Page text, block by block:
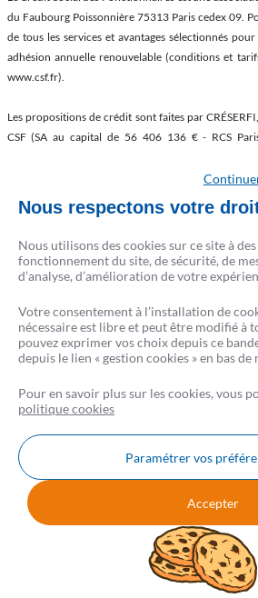
du Faubourg Poissonnière 75313 Paris cedex 09.
de tous les services et avantages sélectionnés
adhésion annuelle renouvelable (conditions et
www.csf.fr).
Les propositions de crédit sont faites par
CSF (SA au capital de 56 406 136 € - RCS
rue du Faubourg Poissonnière 75009 Paris) et ses
établissements de crédit. Il apporte son concours à
La liste complète des partenaires est disponible sur
exigé d’un particulier avant l’obtention d’un
L’emprunteur d’un crédit immobilier dispose d’un
vente est subordonnée à l’obtention du prêt. S’il
Nous contacter FAQ
Mentions légales Données
Cookies Gestion
Nous respectons votre
Nous utilisons des cookies sur ce site à
fonctionnement du site, de sécurité, de
d’analyse, d’amélioration de votre
Votre consentement à l’installation de
nécessaire est libre et peut être modifié à
pouvez exprimer vos choix depuis ce
depuis le lien « gestion cookies » en bas de
Pour en savoir plus sur les cookies, vous
politique cookies
Paramétrer vos
Accepter